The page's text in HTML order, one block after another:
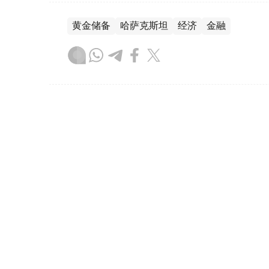
黄金储备 哈萨克斯坦 经济 金融